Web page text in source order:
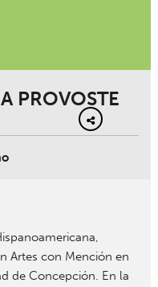
PROVOSTE
Artes con Mención en
de Concepción. En la